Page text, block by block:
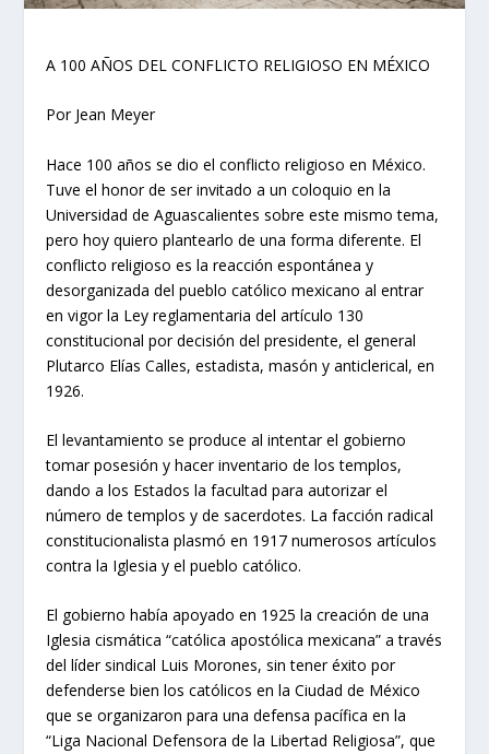
A 100 AÑOS DEL CONFLICTO RELIGIOSO EN MÉXICO
Por Jean Meyer
Hace 100 años se dio el conflicto religioso en México.
Tuve el honor de ser invitado a un coloquio en la
Universidad de Aguascalientes sobre este mismo tema,
pero hoy quiero plantearlo de una forma diferente. El
conflicto religioso es la reacción espontánea y
desorganizada del pueblo católico mexicano al entrar
en vigor la Ley reglamentaria del artículo 130
constitucional por decisión del presidente, el general
Plutarco Elías Calles, estadista, masón y anticlerical, en
1926.
El levantamiento se produce al intentar el gobierno
tomar posesión y hacer inventario de los templos,
dando a los Estados la facultad para autorizar el
número de templos y de sacerdotes. La facción radical
constitucionalista plasmó en 1917 numerosos artículos
contra la Iglesia y el pueblo católico.
El gobierno había apoyado en 1925 la creación de una
Iglesia cismática “católica apostólica mexicana” a través
del líder sindical Luis Morones, sin tener éxito por
defenderse bien los católicos en la Ciudad de México
que se organizaron para una defensa pacífica en la
“Liga Nacional Defensora de la Libertad Religiosa”, que